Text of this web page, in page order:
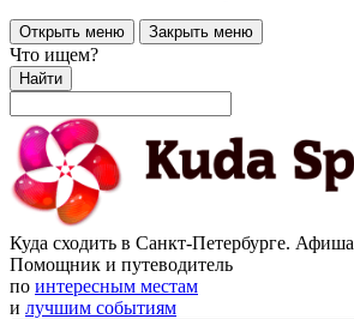
Открыть меню Закрыть меню
Что ищем?
Найти
Куда сходить в Санкт-Петербурге. Афиша
Помощник и путеводитель
по интересным местам
и лучшим событиям